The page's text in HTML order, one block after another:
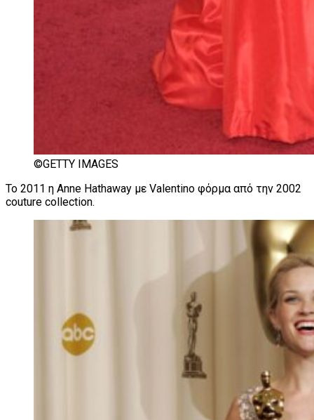
©GETTY IMAGES
Το 2011 η Anne Hathaway με Valentino φόρμα από την 2002
couture collection.